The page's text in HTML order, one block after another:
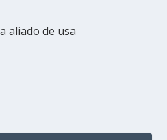
aliado de usa